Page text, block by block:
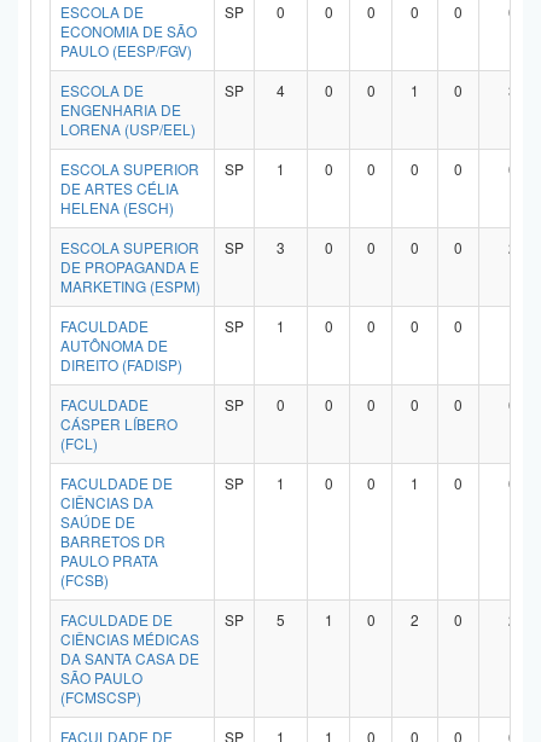
ESCOLA DE
ECONOMIA DE SÃO
PAULO (EESP/FGV)
SP 0 0 0 0 0 0
ESCOLA DE
ENGENHARIA DE
LORENA (USP/EEL)
SP 4 0 0 1 0 3
ESCOLA SUPERIOR
DE ARTES CÉLIA
HELENA (ESCH)
SP 1 0 0 0 0 0
ESCOLA SUPERIOR
DE PROPAGANDA E
MARKETING (ESPM)
SP 3 0 0 0 0 2
FACULDADE
AUTÔNOMA DE
DIREITO (FADISP)
SP 1 0 0 0 0
FACULDADE
CÁSPER LÍBERO
(FCL)
SP 0 0 0 0 0 0
FACULDADE DE
CIÊNCIAS DA
SAÚDE DE
BARRETOS DR
PAULO PRATA
(FCSB)
SP 1 0 0 1 0 0
FACULDADE DE
CIÊNCIAS MÉDICAS
DA SANTA CASA DE
SÃO PAULO
(FCMSCSP)
SP 5 1 0 2 0 2
FACULDADE DE SP 1 1 0 0 0 0